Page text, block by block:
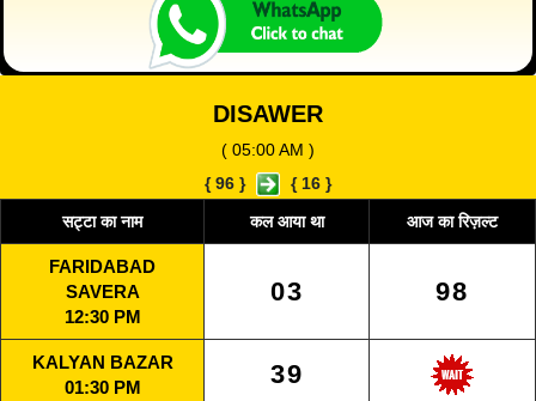
DISAWER
( 05:00 AM )
{96 } { 16 }
सट्टा का नाम कल आया था आज का रिज़ल्ट
FARIDABAD
SAVERA
12:30 PM
03 98
KALYAN BAZAR
01:30 PM
39